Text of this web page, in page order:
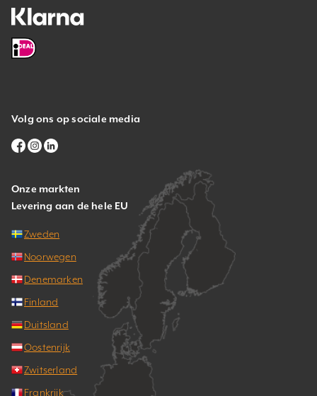
Volg ons op sociale media
Onze markten
Levering aan de hele EU
Zweden
Noorwegen
Denemarken
Finland
Duitsland
Oostenrijk
Zwitserland
Frankrijk